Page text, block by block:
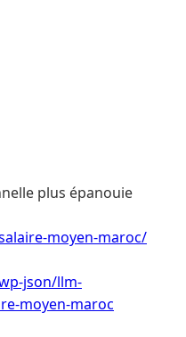
plus épanouie
moyen-maroc/
json/llm-
moyen-maroc